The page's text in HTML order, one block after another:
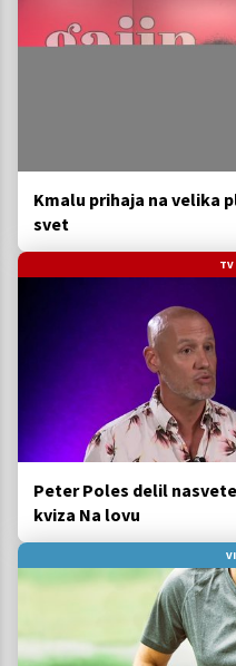
Kmalu prihaja na velika
svet
TV
Peter Poles delil
kviza Na lovu